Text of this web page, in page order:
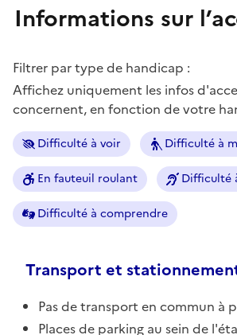
Informations sur
Filtrer par type de handicap :
Affichez uniquement les infos
concernent, en fonction de votre
Difficulté à voir Difficulté à
En fauteuil roulant Difficulté
Difficulté à comprendre
Transport et
Pas de transport en commun à
Places de parking au sein de